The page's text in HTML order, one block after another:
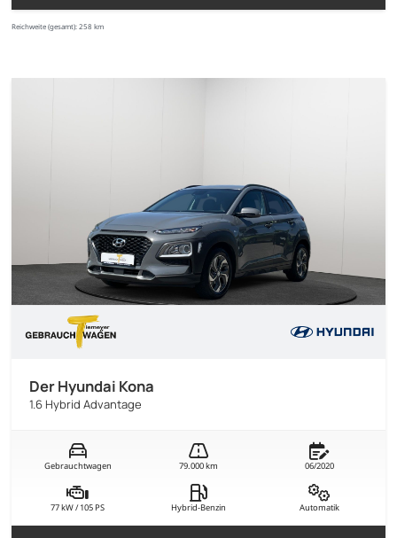
Reichweite (gesamt): 258 km
Der Hyundai Kona
1.6 Hybrid Advantage
Gebrauchtwagen 79.000 km 06/2020
77 kW / 105 PS Hybrid-Benzin Automatik